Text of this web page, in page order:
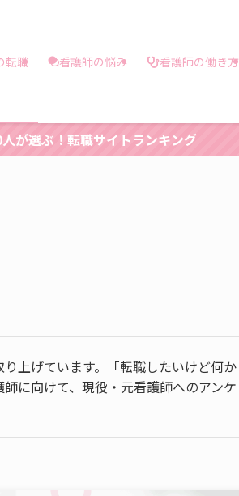
転職 看護師の悩み 看護師の働き方
が選ぶ！転職サイトランキング
上げています。「転職したいけど何か
に向けて、現役・元看護師へのアンケ